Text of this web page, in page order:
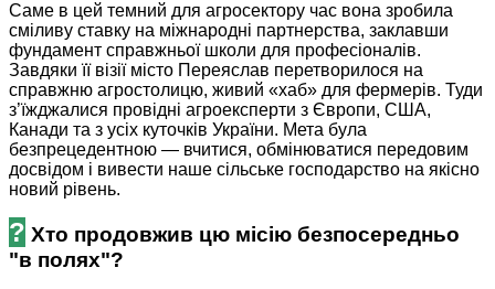
Саме в цей темний для агросектору час вона зробила
сміливу ставку на міжнародні партнерства, заклавши
фундамент справжньої школи для професіоналів.
Завдяки її візії місто Переяслав перетворилося на
справжню агростолицю, живий «хаб» для фермерів. Туди
з’їжджалися провідні агроексперти з Європи, США,
Канади та з усіх куточків України. Мета була
безпрецедентною — вчитися, обмінюватися передовим
досвідом і вивести наше сільське господарство на якісно
новий рівень.
? Хто продовжив цю місію безпосередньо
"в полях"?